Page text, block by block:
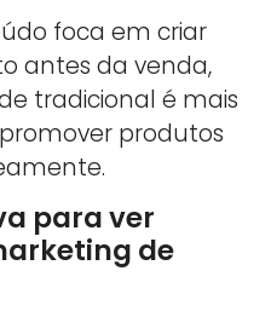
foca em criar
antes da venda,
tradicional é mais
produtos
para ver
de